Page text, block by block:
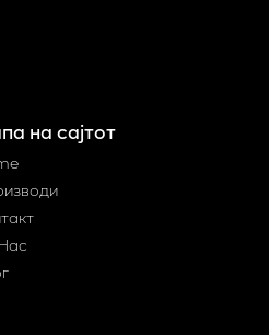
на сајтот